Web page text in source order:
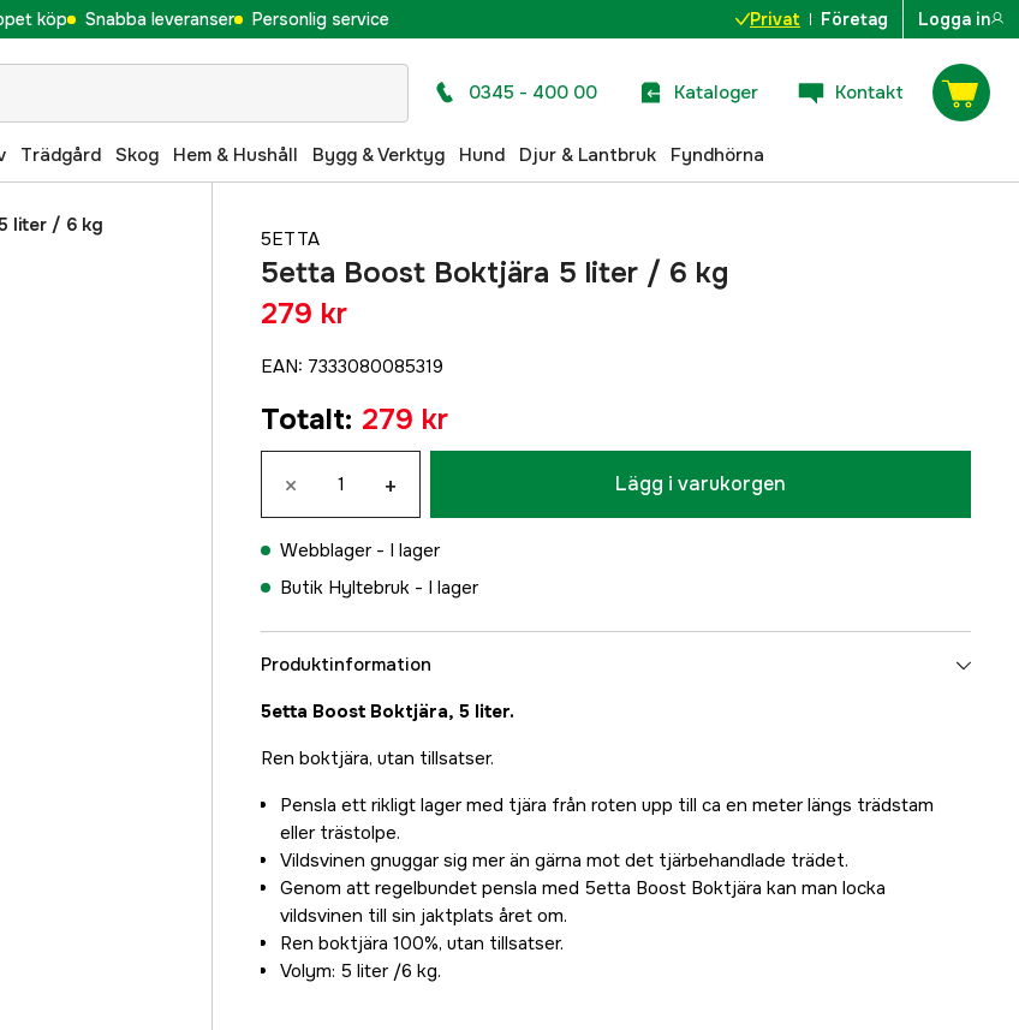
köp Snabba leveranser Personlig service Privat Företag Logga in
0345 - 400 00 Kataloger Kontakt
Trädgård Skog Hem & Hushåll Bygg & Verktyg Hund Djur & Lantbruk Fyndhörna
liter / 6 kg
5ETTA
5etta Boost Boktjära 5 liter / 6 kg
279 kr
EAN: 7333080085319
Totalt: 279 kr
× + Lägg i varukorgen
Webblager - I lager
Butik Hyltebruk - I lager
Produktinformation
5etta Boost Boktjära, 5 liter.
Ren boktjära, utan tillsatser.
Pensla ett rikligt lager med tjära från roten upp till ca en meter längs trädstam
eller trästolpe.
Vildsvinen gnuggar sig mer än gärna mot det tjärbehandlade trädet.
Genom att regelbundet pensla med 5etta Boost Boktjära kan man locka
vildsvinen till sin jaktplats året om.
Ren boktjära 100%, utan tillsatser.
Volym: 5 liter /6 kg.